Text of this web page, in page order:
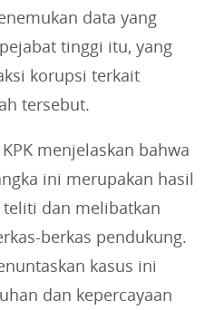
data yang
tinggi itu, yang
korupsi terkait
tersebut.
menjelaskan bahwa
ini merupakan hasil
dan melibatkan
berkas pendukung.
kasus ini
dan kepercayaan